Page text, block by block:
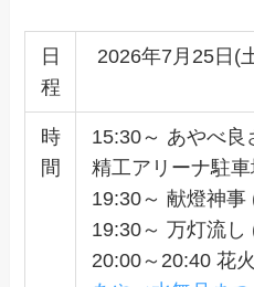
日
程
2026年7月25日(
時
間
15:30～ あやべ良
精工アリーナ駐車
19:30～ 献燈神事
19:30～ 万灯流し
20:00～20:40 花